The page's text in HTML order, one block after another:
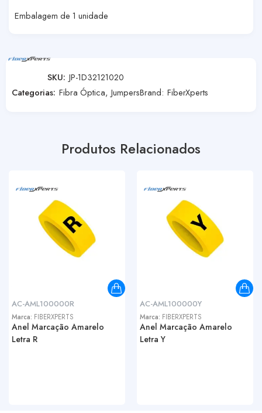
Embalagem de 1 unidade
SKU: JP-1D32121020
Categorias: Fibra Óptica, JumpersBrand: FiberXperts
Produtos Relacionados
AC-AML100000R
Marca: FIBERXPERTS
Anel Marcação Amarelo
Letra R
AC-AML100000Y
Marca: FIBERXPERTS
Anel Marcação Amarelo
Letra Y